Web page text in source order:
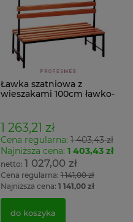
Ławka szatniowa z
wieszakami 100cm ławko-
1 263,21 zł
Cena regularna:1 403,43 zł
Najniższa cena: 1 403,43 zł
1 027,00 zł
Cena regularna:1 141,00 zł
Najniższa cena: 1 141,00 zł
do koszyka